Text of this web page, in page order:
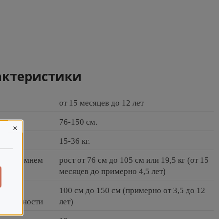
от 15 месяцев до 12 лет
76-150 см.
15-36 кг.
ремнем
рост от 76 см до 105 см или 19,5 кг (от 15
месяцев до примерно 4,5 лет)
100 см до 150 см (примерно от 3,5 до 12
лет)
×